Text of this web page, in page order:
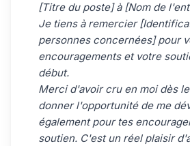
[Titre du poste] à [Nom de
Je tiens à remercier
personnes concernées] pour
encouragements et votre
début.
Merci d'avoir cru en moi dès
donner l'opportunité de me
également pour tes
soutien. C'est un réel plaisir